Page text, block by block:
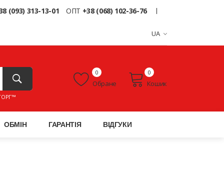
(093) 313-13-01 ОПТ +38 (068) 102-36-76
UA
Обране
0
Кошик
0
ОБМІН ГАРАНТІЯ ВІДГУКИ